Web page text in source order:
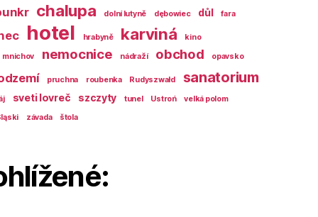
chalupa dolní lutyně dębowiec důl fara
hotel hrabyně karviná kino
mnichov nemocnice nádraží obchod opavsko
pruchna roubenka Rudyszwałd sanatorium
sveti lovreč szczyty tunel Ustroń
velká polom
závada štola